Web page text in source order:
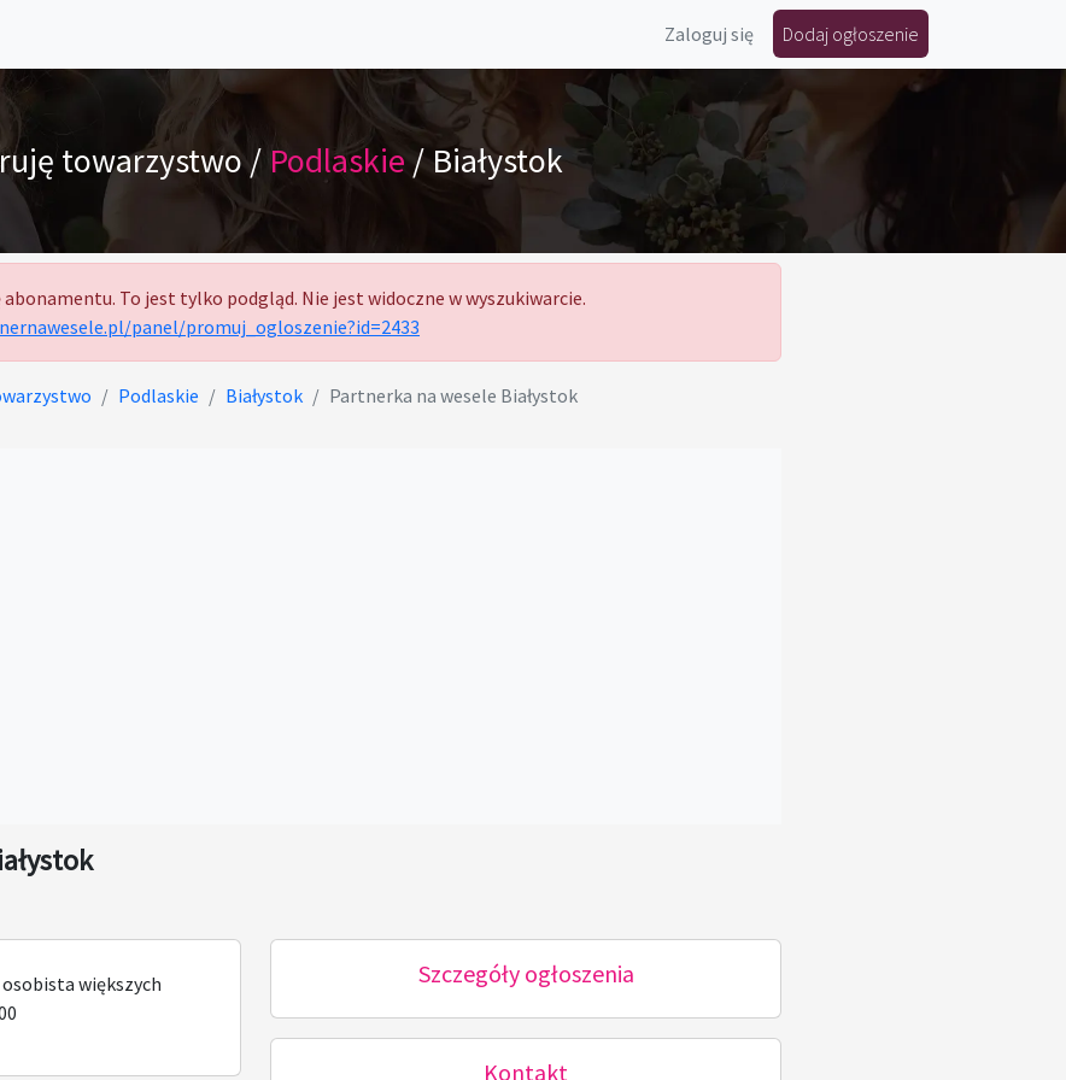
Zaloguj się Dodaj ogłoszenie
towarzystwo / Podlaskie / Białystok
abonamentu. To jest tylko podgląd. Nie jest widoczne w wyszukiwarcie.
panel/promuj_ogloszenie?id=2433
Podlaskie Białystok Partnerka na wesele Białystok
większych
Szczegóły ogłoszenia
Kontakt